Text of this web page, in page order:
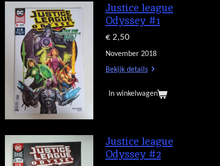
Justice league
Odyssey #1
€ 2,50
November 2018
Bekijk details
In winkelwagen
Justice league
Odyssey #2